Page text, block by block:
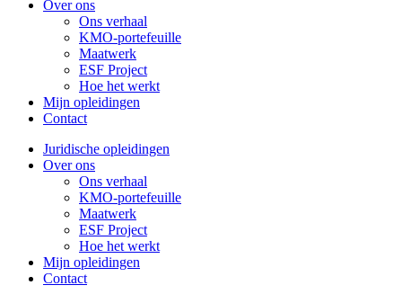
Over ons
Ons verhaal
KMO-portefeuille
Maatwerk
ESF Project
Hoe het werkt
Mijn opleidingen
Contact
Juridische opleidingen
Over ons
Ons verhaal
KMO-portefeuille
Maatwerk
ESF Project
Hoe het werkt
Mijn opleidingen
Contact